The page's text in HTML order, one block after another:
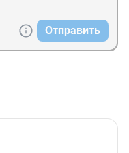
Отправить